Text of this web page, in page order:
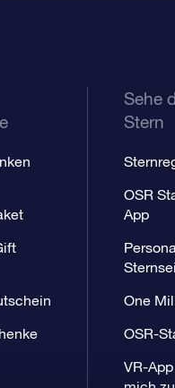
Sehe
Stern
OSR
App
One
OSR-
VR-